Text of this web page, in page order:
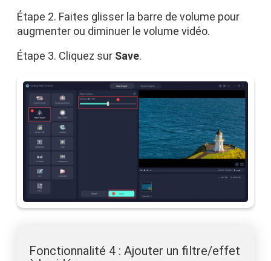
Étape 2. Faites glisser la barre de volume pour
augmenter ou diminuer le volume vidéo.
Étape 3. Cliquez sur Save.
Fonctionnalité 4 : Ajouter un filtre/effet